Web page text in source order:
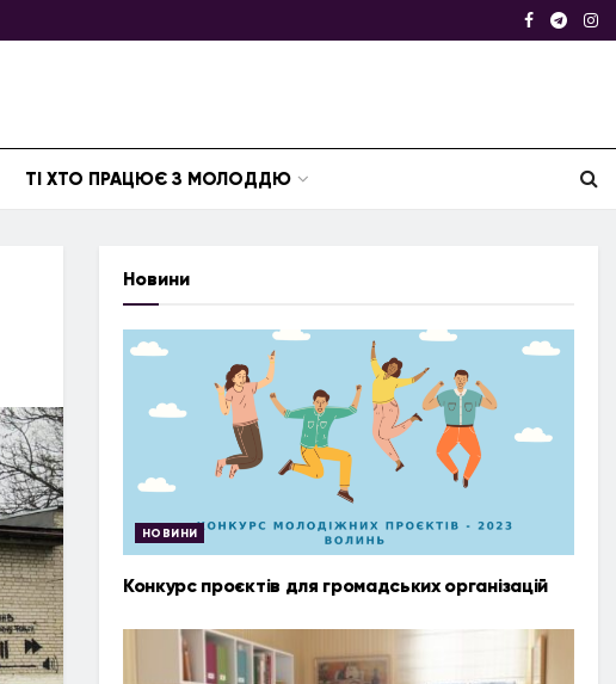
ТІ ХТО ПРАЦЮЄ З МОЛОДДЮ
Новини
НОВИНИ
Конкурс проєктів для громадських організацій